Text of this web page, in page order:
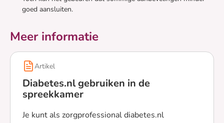
goed aansluiten.
Meer informatie
Artikel
Diabetes.nl gebruiken in de
spreekkamer
Je kunt als zorgprofessional diabetes.nl